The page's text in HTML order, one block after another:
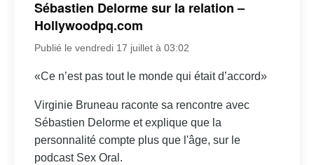
Sébastien Delorme sur la relation –
Hollywoodpq.com
Publié le vendredi 17 juillet à 03:02
«Ce n’est pas tout le monde qui était d’accord»
Virginie Bruneau raconte sa rencontre avec
Sébastien Delorme et explique que la
personnalité compte plus que l'âge, sur le
podcast Sex Oral.